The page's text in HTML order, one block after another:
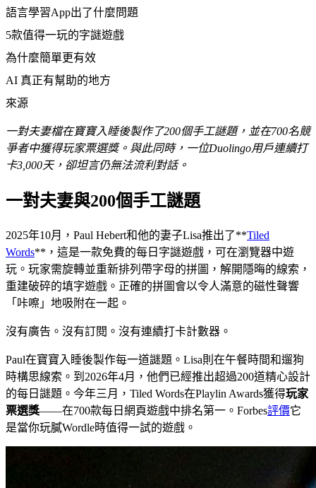
語言學習App出了什麼問題
5款值得一玩的字謎遊戲
為什麼簡單更有效
AI 真正有幫助的地方
來源
一對夫妻檔在寶寶入睡後製作了200個手工謎題，並在700名競
爭者中獲得玩家票選獎。與此同時，一位Duolingo用戶連續打
卡3,000天，卻坦言仍無法流利對話。
一對夫妻與200個手工謎題
2025年10月，Paul Hebert和他的妻子Lisa推出了**Tiled
Words**，這是一款免費的每日字謎遊戲，可在瀏覽器中遊
玩。玩家需旋轉並重新排列帶字母的拼圖，解開隱晦的線索，
重建破碎的填字遊戲。正確的拼圖會以令人滿意的磁性聲響
「咔嚓」地吸附在一起。
沒有廣告。沒有訂閱。沒有連續打卡計數器。
Paul在寶寶入睡後製作每一道謎題。Lisa則在午餐時間和遛狗
時構思線索。到2026年4月，他們已經推出超過200道精心設計
的每日謎題。今年三月，Tiled Words在Playlin Awards獲得玩家
票選獎——在700款每日網頁遊戲中排名第一。Forbes評價它
是當你玩膩Wordle時值得一試的遊戲。